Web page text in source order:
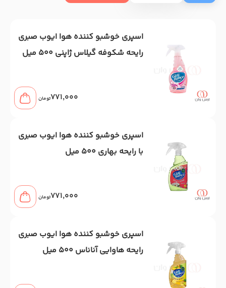
اسپری خوشبو کننده هوا ایوب صبری
رایحه شکوفه گیلاس ژاپنی 500 میل
771,000تومان
اسپری خوشبو کننده هوا ایوب صبری
با رایحه بهاری 500 میل
771,000تومان
اسپری خوشبو کننده هوا ایوب صبری
رایحه هاوایی آناناس 500 میل